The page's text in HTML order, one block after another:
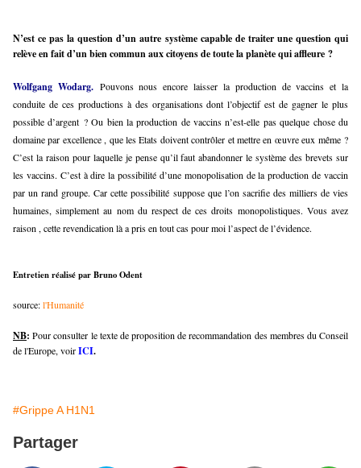
N’est ce pas la question d’un autre système capable de traiter une question qui
relève en fait d’un bien commun aux citoyens de toute la planète qui affleure ?
Wolfgang Wodarg. Pouvons nous encore laisser la production de vaccins et la
conduite de ces productions à des organisations dont l’objectif est de gagner le plus
possible d’argent ? Ou bien la production de vaccins n’est-elle pas quelque chose du
domaine par excellence , que les Etats doivent contrôler et mettre en œuvre eux même ?
C’est la raison pour laquelle je pense qu’il faut abandonner le système des brevets sur
les vaccins. C’est à dire la possibilité d’une monopolisation de la production de vaccin
par un rand groupe. Car cette possibilité suppose que l’on sacrifie des milliers de vies
humaines, simplement au nom du respect de ces droits monopolistiques. Vous avez
raison , cette revendication là a pris en tout cas pour moi l’aspect de l’évidence.
Entretien réalisé par Bruno Odent
source:l'Humanité
NB: Pour consulter le texte de proposition de recommandation des membres du Conseil
de l'Europe, voirICI.
#Grippe A H1N1
Partager